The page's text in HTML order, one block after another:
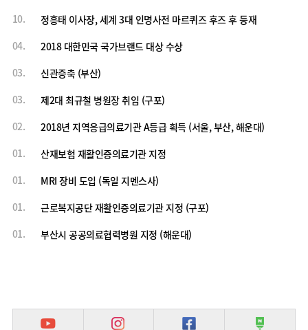
10.
정흥태 이사장, 세계 3대 인명사전 마르퀴즈 후즈 후 등재
04.
2018 대한민국 국가브랜드 대상 수상
03.
신관증축 (부산)
03.
제2대 최규철 병원장 취임 (구포)
02.
2018년 지역응급의료기관 A등급 획득 (서울, 부산, 해운대)
01.
산재보험 재활인증의료기관 지정
01.
MRI 장비 도입 (독일 지멘스사)
01.
근로복지공단 재활인증의료기관 지정 (구포)
01.
부산시 공공의료협력병원 지정 (해운대)